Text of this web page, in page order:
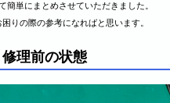
簡単にまとめさせていただきました。
りの際の参考になればと思います。
修理前の状態